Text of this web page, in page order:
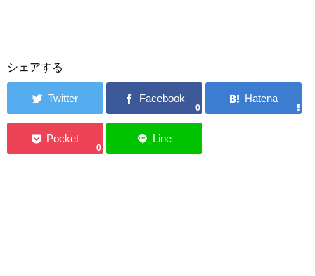
シェアする
0
0